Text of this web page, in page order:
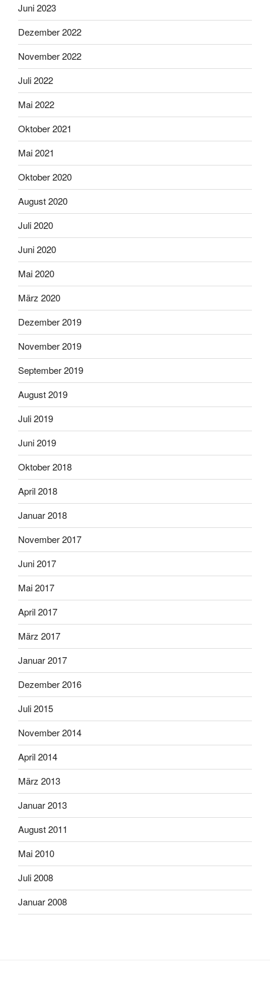
Juni 2023
Dezember 2022
November 2022
Juli 2022
Mai 2022
Oktober 2021
Mai 2021
Oktober 2020
August 2020
Juli 2020
Juni 2020
Mai 2020
März 2020
Dezember 2019
November 2019
September 2019
August 2019
Juli 2019
Juni 2019
Oktober 2018
April 2018
Januar 2018
November 2017
Juni 2017
Mai 2017
April 2017
März 2017
Januar 2017
Dezember 2016
Juli 2015
November 2014
April 2014
März 2013
Januar 2013
August 2011
Mai 2010
Juli 2008
Januar 2008